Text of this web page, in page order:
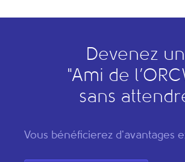
Devenez un
"Ami de l’O
sans
Vous bénéficierez d'avantages